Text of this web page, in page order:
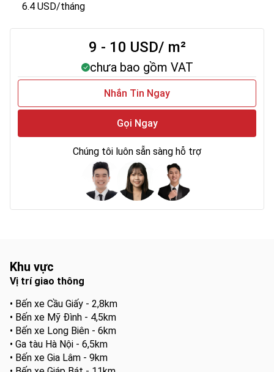
6.4 USD/tháng
9 - 10 USD/ m²
chưa bao gồm VAT
Nhắn Tin Ngay
Gọi Ngay
Chúng tôi luôn sẵn sàng hỗ trợ
Khu vực
Vị trí giao thông
• Bến xe Cầu Giấy - 2,8km
• Bến xe Mỹ Đình - 4,5km
• Bến xe Long Biên - 6km
• Ga tàu Hà Nội - 6,5km
• Bến xe Gia Lâm - 9km